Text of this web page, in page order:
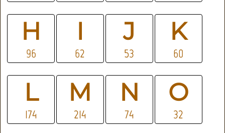
H
96
I
62
J
53
K
60
L
174
M
214
N
74
O
32